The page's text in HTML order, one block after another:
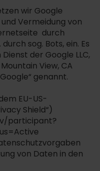
wir Google
Vermeidung von
durch
sog. Bots, ein. Es
der Google LLC,
View, CA
genannt.
EU-US-
Shield“)
participant?
von Daten in den